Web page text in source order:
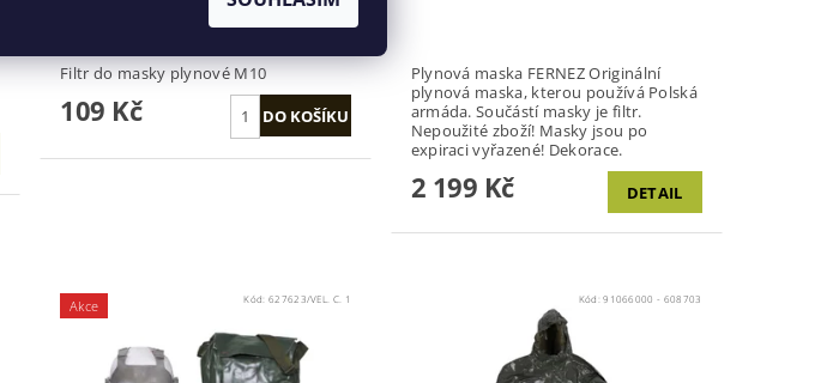
Filtr do masky plynové M10
109 Kč
Plynová maska FERNEZ Originální
plynová maska, kterou používá Polská
armáda. Součástí masky je filtr.
Nepoužité zboží! Masky jsou po
expiraci vyřazené! Dekorace.
2 199 Kč DETAIL
Akce Kód: 627623/VEL. C. 1 Kód:91066000 - 608703